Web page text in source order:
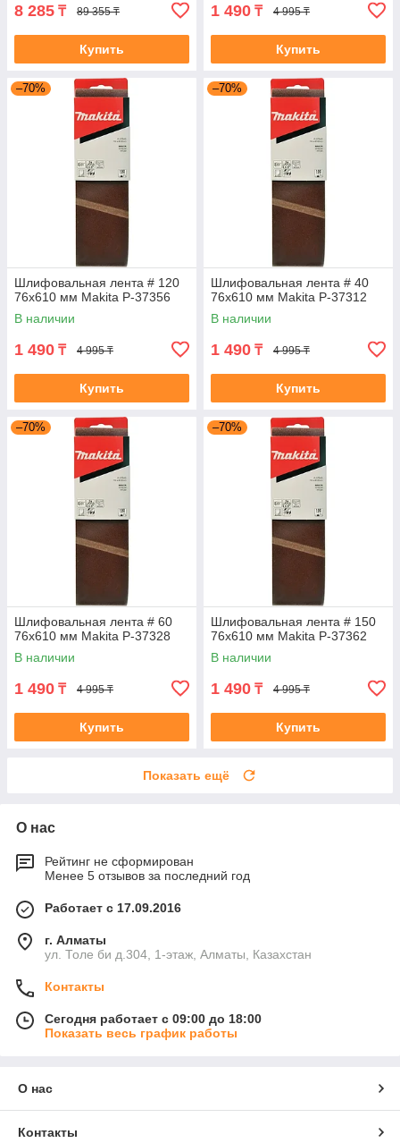
8 285 ₸ 89 355 ₸
Купить
1 490 ₸ 4 995 ₸
Купить
–70%
Шлифовальная лента # 120
76x610 мм Makita P-37356
В наличии
1 490 ₸ 4 995 ₸
Купить
–70%
Шлифовальная лента # 40
76x610 мм Makita P-37312
В наличии
1 490 ₸ 4 995 ₸
Купить
–70%
Шлифовальная лента # 60
76x610 мм Makita P-37328
В наличии
1 490 ₸ 4 995 ₸
Купить
–70%
Шлифовальная лента # 150
76x610 мм Makita P-37362
В наличии
1 490 ₸ 4 995 ₸
Купить
Показать ещё
О нас
Рейтинг не сформирован
Менее 5 отзывов за последний год
Работает с 17.09.2016
г. Алматы
ул. Толе би д.304, 1-этаж, Алматы, Казахстан
Контакты
Сегодня работает с 09:00 до 18:00
Показать весь график работы
О нас
Контакты